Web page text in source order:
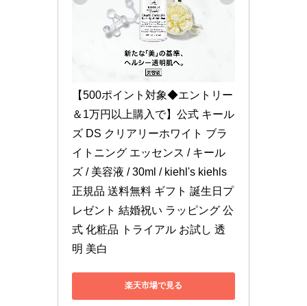
【500ポイント対象◆エントリー
＆1万円以上購入で】公式 キール
ズ DS クリアリーホワイト ブラ
イトニング エッセンス / キール
ズ / 美容液 / 30ml / kiehl's kiehls
正規品 送料無料 ギフト 誕生日プ
レゼント 結婚祝い ラッピング 公
式 化粧品 トライアル お試し 透
明 美白
楽天市場で見る